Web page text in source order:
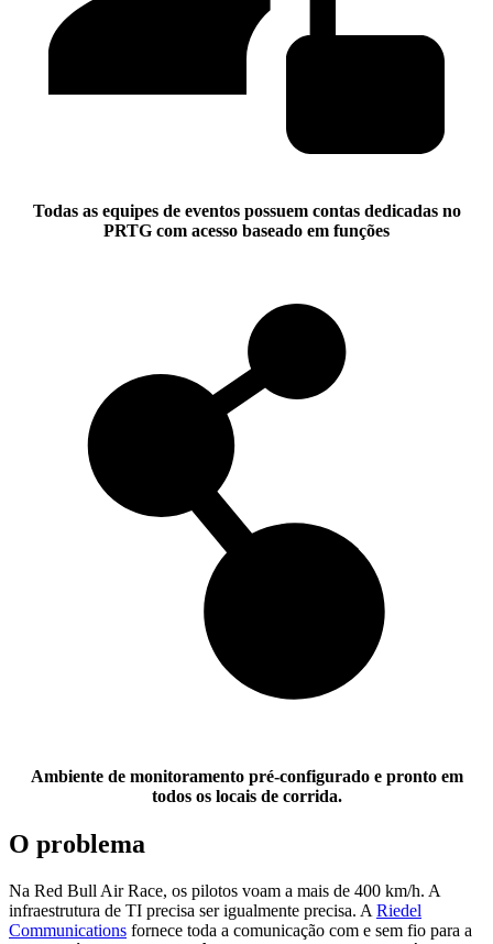
Todas as equipes de eventospossuem contas dedicadas no
PRTG com acesso baseado em funções
Ambiente de monitoramentopré-configurado e pronto em
todos os locais de corrida.
O problema
Na Red Bull Air Race, os pilotos voam a mais de 400 km/h. A
infraestrutura de TI precisa ser igualmente precisa. A Riedel
Communications fornece toda a comunicação com e sem fio para a